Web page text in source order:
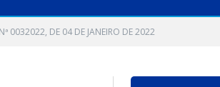
0032022, DE 04 DE JANEIRO DE 2022